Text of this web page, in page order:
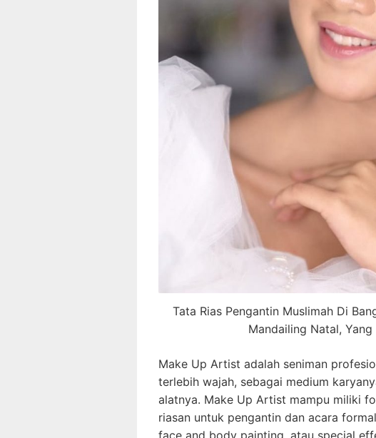
Tata Rias Pengantin Muslimah Di
Mandailing Natal,
Make Up Artist adalah seniman
terlebih wajah, sebagai medium
alatnya. Make Up Artist mampu miliki
riasan untuk pengantin dan acara